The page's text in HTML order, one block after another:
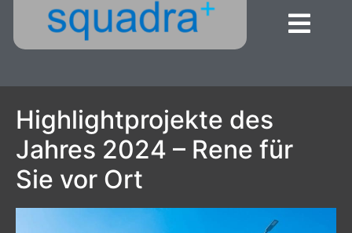
Highlightprojekte des
Jahres 2024 – Rene für
Sie vor Ort